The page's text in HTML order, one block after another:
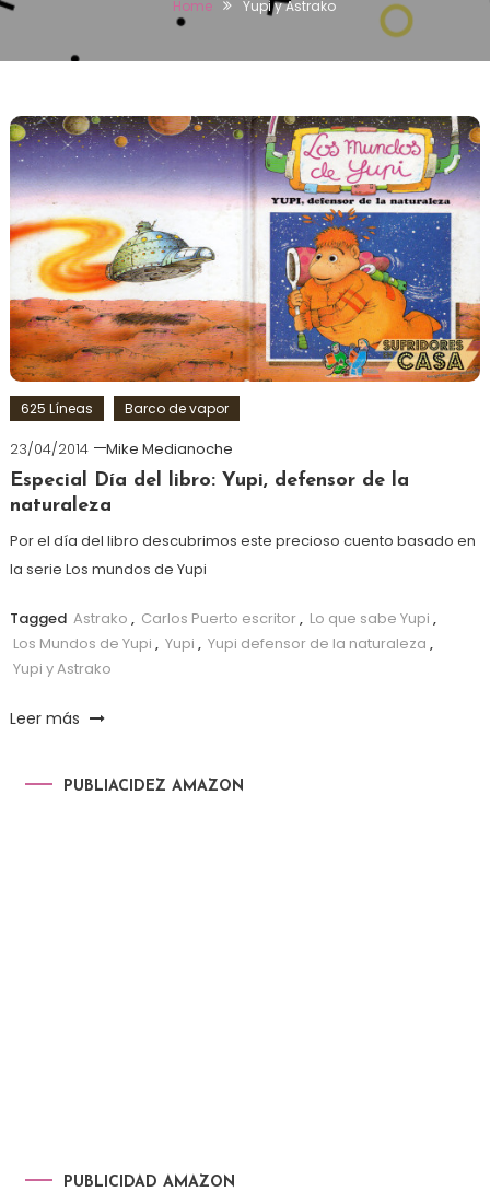
Home Yupi y Astrako
625 Líneas Barco de vapor
23/04/2014
Mike Medianoche
Especial Día del libro: Yupi, defensor de la
naturaleza
Por el día del libro descubrimos este precioso cuento basado en
la serie Los mundos de Yupi
Tagged Astrako , Carlos Puerto escritor, Lo que sabe Yupi ,
Los Mundos de Yupi , Yupi , Yupi defensor de la naturaleza ,
Yupi y Astrako
Leer más
PUBLIACIDEZ AMAZON
PUBLICIDAD AMAZON